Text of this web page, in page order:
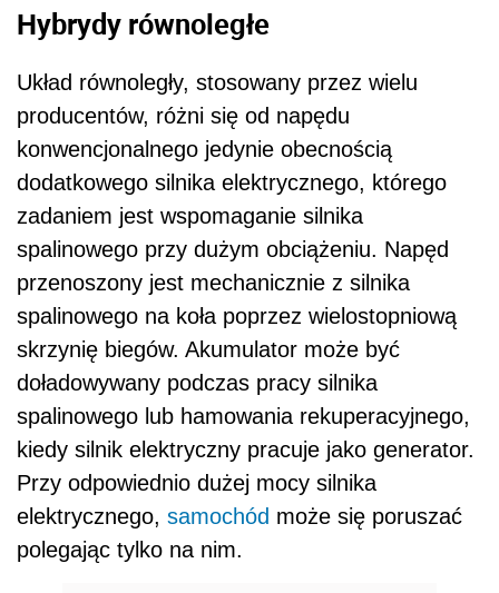
Hybrydy równoległe
Układ równoległy, stosowany przez wielu
producentów, różni się od napędu
konwencjonalnego jedynie obecnością
dodatkowego silnika elektrycznego, którego
zadaniem jest wspomaganie silnika
spalinowego przy dużym obciążeniu. Napęd
przenoszony jest mechanicznie z silnika
spalinowego na koła poprzez wielostopniową
skrzynię biegów. Akumulator może być
doładowywany podczas pracy silnika
spalinowego lub hamowania rekuperacyjnego,
kiedy silnik elektryczny pracuje jako generator.
Przy odpowiednio dużej mocy silnika
elektrycznego, samochód może się poruszać
polegając tylko na nim.